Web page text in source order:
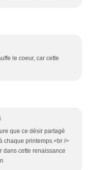
le coeur, car cette
que ce désir partagé
chaque printemps.<br />
dans cette renaissance